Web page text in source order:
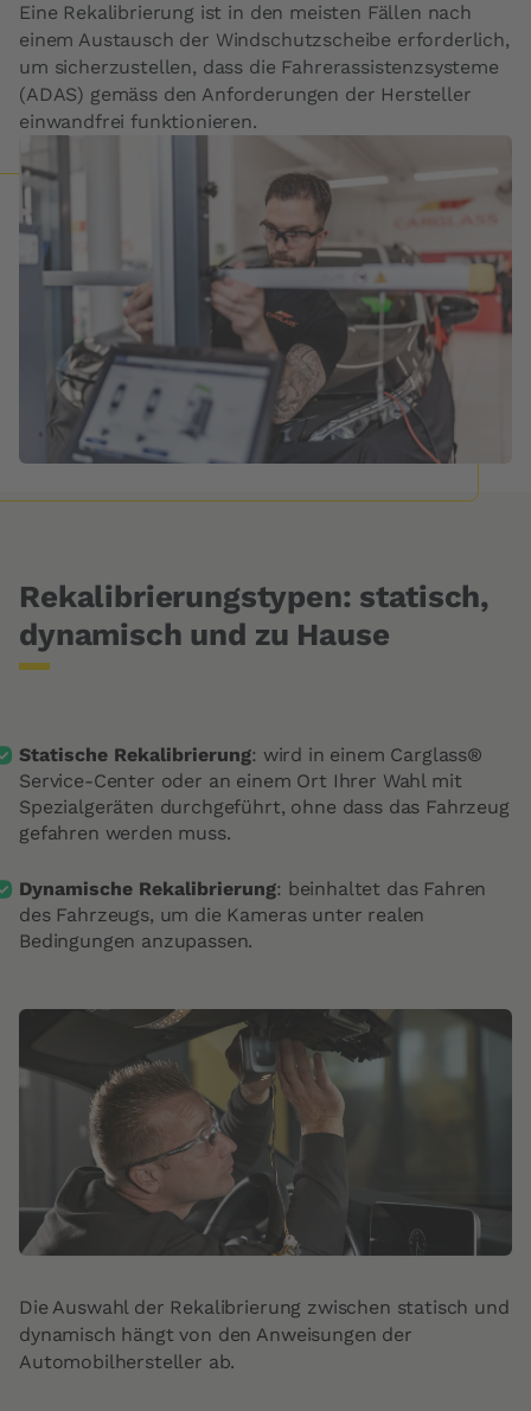
Eine Rekalibrierung ist in den meisten Fällen nach
einem Austausch der Windschutzscheibe erforderlich,
um sicherzustellen, dass die Fahrerassistenzsysteme
(ADAS) gemäss den Anforderungen der Hersteller
einwandfrei funktionieren.
Rekalibrierungstypen: statisch,
dynamisch und zu Hause
Statische Rekalibrierung: wird in einem Carglass®
Service-Center oder an einem Ort Ihrer Wahl mit
Spezialgeräten durchgeführt, ohne dass das Fahrzeug
gefahren werden muss.
Dynamische Rekalibrierung: beinhaltet das Fahren
des Fahrzeugs, um die Kameras unter realen
Bedingungen anzupassen.
Die Auswahl der Rekalibrierung zwischen statisch und
dynamisch hängt von den Anweisungen der
Automobilhersteller ab.